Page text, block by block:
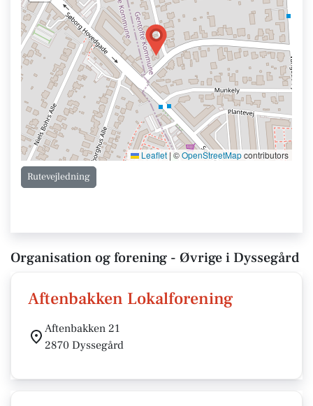
Leaflet |©OpenStreetMapcontributors
Rutevejledning
Organisation og forening - Øvrige i Dyssegård
Aftenbakken Lokalforening
Aftenbakken 21
2870 Dyssegård